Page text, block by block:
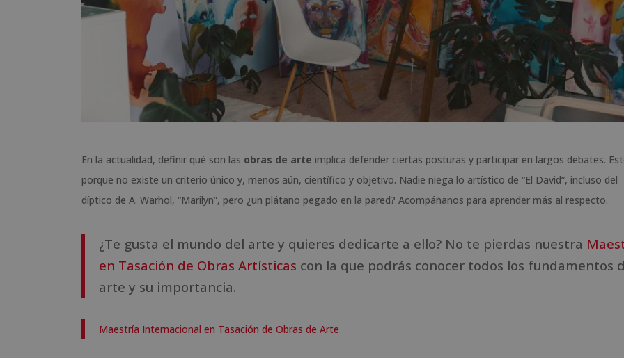
En la actualidad, definir qué son las obras de arte implica defender ciertas posturas y participar en largos debates.
porque no existe un criterio único y, menos aún, científico y objetivo. Nadie niega lo artístico de “El David”, incluso del
díptico de A. Warhol, “Marilyn”, pero ¿un plátano pegado en la pared? Acompáñanos para aprender más al respecto.
¿Te gusta el mundo del arte y quieres dedicarte a ello? No te pierdas nuestra
en Tasación de Obras Artísticas con la que podrás conocer todos los fundamentos
arte y su importancia.
Maestría Internacional en Tasación de Obras de Arte